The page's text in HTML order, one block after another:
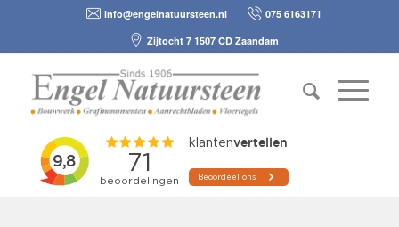
info@engelnatuursteen.nl
075 6163171
Zijtocht 7 1507 CD Zaandam